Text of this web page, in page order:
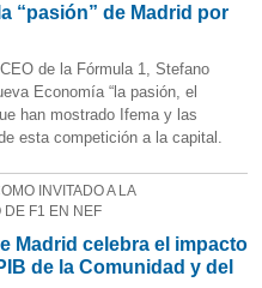
“pasión” de Madrid por
de la Fórmula 1, Stefano
Economía “la pasión, el
han mostrado Ifema y las
esta competición a la capital.
INVITADO A LA
DE F1 EN NEF
Madrid celebra el impacto
de la Comunidad y del